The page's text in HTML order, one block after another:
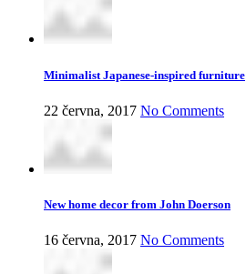
Minimalist Japanese-inspired furniture
22 června, 2017 No Comments
New home decor from John Doerson
16 června, 2017 No Comments